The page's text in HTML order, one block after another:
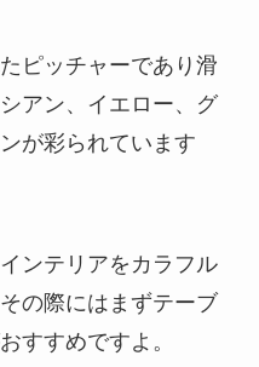
ピッチャーであり滑
アン、イエロー、グ
が彩られています
ンテリアをカラフル
の際にはまずテーブ
すすめですよ。